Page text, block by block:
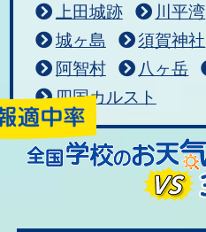
上田城跡
川平湾
城ヶ島
須賀神社
阿智村
八ヶ岳
四国カルスト